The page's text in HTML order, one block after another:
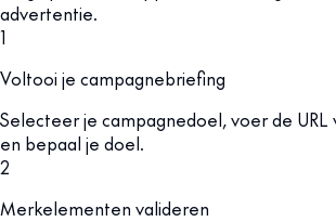
advertentie.
1
Voltooi je campagnebriefing
Selecteer je campagnedoel, voer de URL
en bepaal je doel.
2
Merkelementen valideren